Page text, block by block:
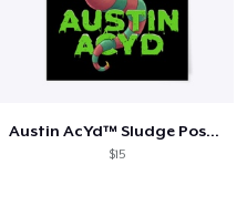
Austin AcYd™ Sludge Poster
$15